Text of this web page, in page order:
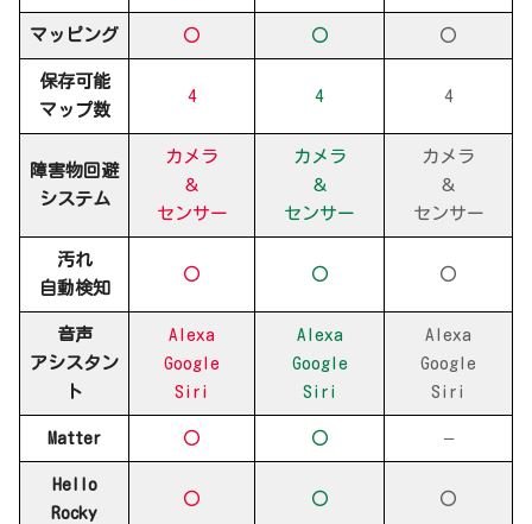
マッピング 〇 〇 〇
保存可能
マップ数
4 4 4
障害物回避
システム
カメラ
＆
センサー
カメラ
＆
センサー
カメラ
＆
センサー
汚れ
自動検知
〇 〇 〇
音声
アシスタン
ト
Alexa
Google
Siri
Alexa
Google
Siri
Alexa
Google
Siri
Matter 〇 〇 –
Hello
Rocky
〇 〇 〇